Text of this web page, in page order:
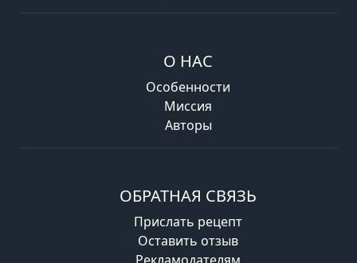
О НАС
Особенности
Миссия
Авторы
ОБРАТНАЯ СВЯЗЬ
Прислать рецепт
Оставить отзыв